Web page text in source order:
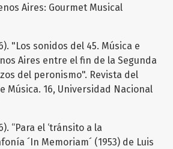
Aires: Gourmet Musical
"Los sonidos del 45. Música e
Aires entre el fin de la Segunda
del peronismo". Revista del
Música. 16, Universidad Nacional
“Para el ‘tránsito a la
´In Memoriam´ (1953) de Luis